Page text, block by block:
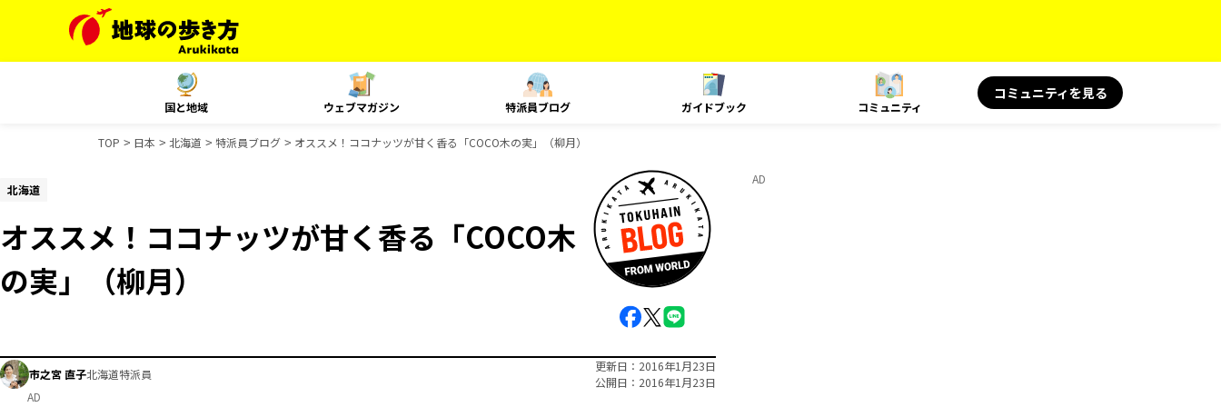
国と地域 ウェブマガジン 特派員ブログ ガイドブック コミュニティ
コミュニティを見る
TOP 日本 北海道 特派員ブログ オススメ！ココナッツが甘く香る「COCO木の実」（柳月）
北海道
オススメ！ココナッツが甘く香る「COCO木
の実」（柳月）
市之宮 直子北海道特派員
更新日
2016年1月23日
公開日
2016年1月23日
AD
AD